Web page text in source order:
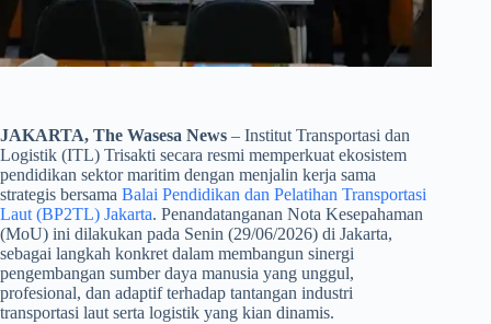
JAKARTA, The Wasesa News – Institut Transportasi dan
Logistik (ITL) Trisakti secara resmi memperkuat ekosistem
pendidikan sektor maritim dengan menjalin kerja sama
strategis bersama Balai Pendidikan dan Pelatihan Transportasi
Laut (BP2TL) Jakarta. Penandatanganan Nota Kesepahaman
(MoU) ini dilakukan pada Senin (29/06/2026) di Jakarta,
sebagai langkah konkret dalam membangun sinergi
pengembangan sumber daya manusia yang unggul,
profesional, dan adaptif terhadap tantangan industri
transportasi laut serta logistik yang kian dinamis.